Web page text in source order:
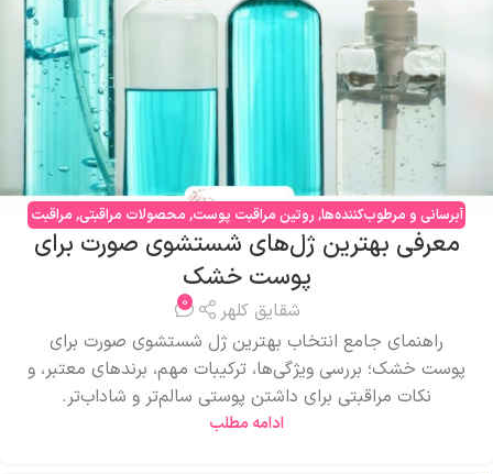
آبرسانی و مرطوب‌کننده‌ها, روتین مراقبت پوست, محصولات مراقبتی, مراقبت
صورت,مشکلات پوستی
معرفی بهترین ژل‌های شستشوی صورت برای
پوست خشک
شقایق کلهر 0
راهنمای جامع انتخاب بهترین ژل شستشوی صورت برای
پوست خشک؛ بررسی ویژگی‌ها، ترکیبات مهم، برندهای معتبر، و
نکات مراقبتی برای داشتن پوستی سالم‌تر و شاداب‌تر.
ادامه مطلب